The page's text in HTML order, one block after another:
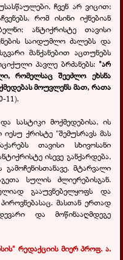
ჩვენ არ ვიცით;
რომ ისინი იქნებიან
ანტიქრისტე თავისი
საიდუმლო ძალებს და
მანქანებით აცთუნებს
პავლე ბრძანებს: "არ
რომელსაც შეეძლო ეხსნა
მოუვლენს მათ, რათა
11).
სასტიკი მოქმედებისა, ის
ქრისტე "შემუსრავს მას
თავისი სხივოსანი
ისევე განქარდება,
მტარვალი
სულის ძლიერებისგან.
გააუვნებელყოფს და
მასთან ერთად
და მოწინააღმდეგე
რედაქციის მიერ პროფ. ა.